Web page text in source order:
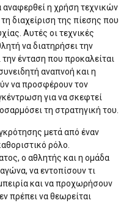
αναφερθεί η χρήση τεχνικών
διαχείριση της πίεσης που
Αυτές οι τεχνικές
να διατηρήσει την
ένταση που προκαλείται
αναπνοή και η
να προσφέρουν τον
για να σκεφτεί
τη στρατηγική του.
μετά από έναν
ρόλο.
ο αθλητής και η ομάδα
να εντοπίσουν τι
και να προχωρήσουν
πρέπει να θεωρείται